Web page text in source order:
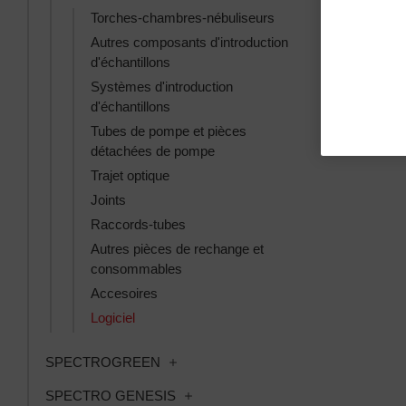
Torches-chambres-nébuliseurs
Autres composants d'introduction
d'échantillons
Systèmes d'introduction
d'échantillons
Tubes de pompe et pièces
détachées de pompe
Trajet optique
Joints
Raccords-tubes
Autres pièces de rechange et
consommables
Accesoires
Logiciel
SPECTROGREEN
SPECTRO GENESIS